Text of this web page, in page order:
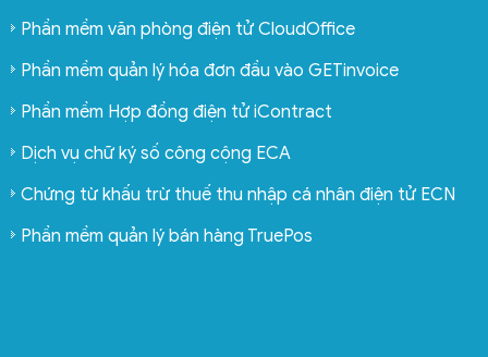
Phần mềm văn phòng điện tử CloudOffice
Phần mềm quản lý hóa đơn đầu vào GETinvoice
Phần mềm Hợp đồng điện tử iContract
Dịch vụ chữ ký số công cộng ECA
Chứng từ khấu trừ thuế thu nhập cá nhân điện tử ECN
Phần mềm quản lý bán hàng TruePos